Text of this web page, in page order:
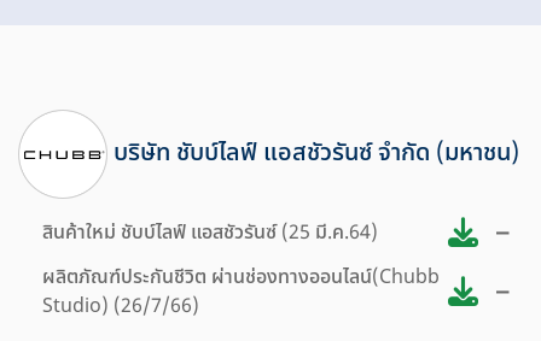
บริษัท ชับบ์ไลฟ์ แอสชัวรันซ์ จำกัด (มหาชน)
สินค้าใหม่ ชับบ์ไลฟ์ แอสชัวรันซ์ (25 มี.ค.64) –
ผลิตภัณฑ์ประกันชีวิต ผ่านช่องทางออนไลน์(Chubb
Studio) (26/7/66)
–